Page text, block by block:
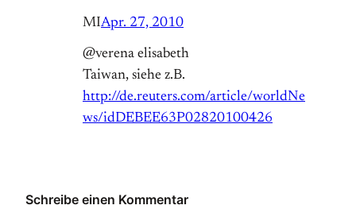
MIApr. 27, 2010
@verena elisabeth
Taiwan, siehe z.B.
http://de.reuters.com/article/worldNe
ws/idDEBEE63P02820100426
Schreibe einen Kommentar